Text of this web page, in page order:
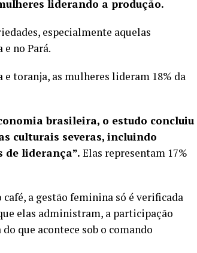
liderando a produção.
especialmente aquelas
no Pará.
toranja, as mulheres lideram 18% da
brasileira, o estudo concluiu
culturais severas, incluindo
de liderança”. Elas representam 17%
a gestão feminina só é verificada
elas administram, a participação
que acontece sob o comando